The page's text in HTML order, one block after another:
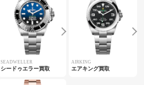
SEADWELLER
シードゥエラー買取
AIRKING
エアキング買取